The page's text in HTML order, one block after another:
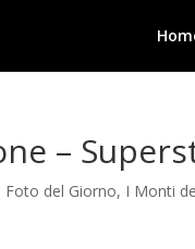
–
Foto del Giorno, I Monti